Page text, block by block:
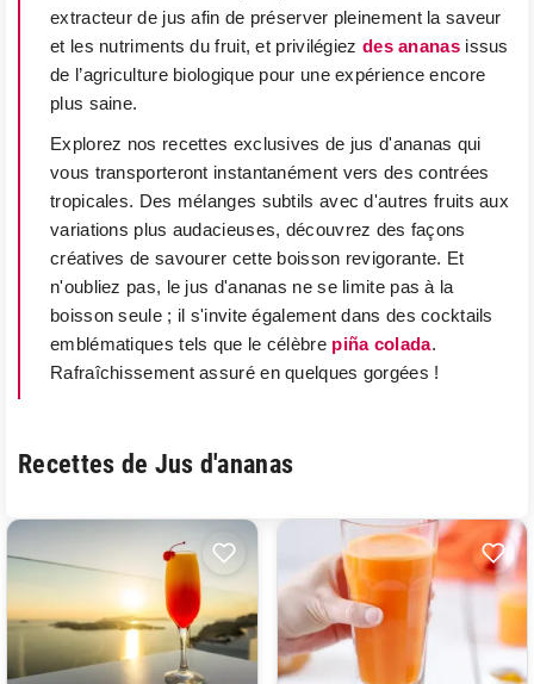
extracteur de jus afin de préserver pleinement la saveur
et les nutriments du fruit, et privilégiez des ananasissus
de l’agriculture biologique pour une expérience encore
plus saine.
Explorez nos recettes exclusives de jus d'ananas qui
vous transporteront instantanément vers des contrées
tropicales. Des mélanges subtils avec d'autres fruits aux
variations plus audacieuses, découvrez des façons
créatives de savourer cette boisson revigorante. Et
n'oubliez pas, le jus d'ananas ne se limite pas à la
boisson seule ; il s'invite également dans des cocktails
emblématiques tels que le célèbre piña colada.
Rafraîchissement assuré en quelques gorgées !
Recettes de Jus d'ananas